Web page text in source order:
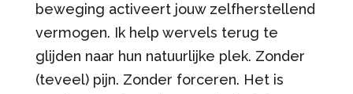
beweging activeert jouw zelfherstellend
vermogen. Ik help wervels terug te
glijden naar hun natuurlijke plek. Zonder
(teveel) pijn. Zonder forceren. Het is